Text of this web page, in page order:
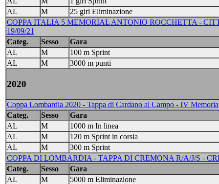
AL
M
25 giri Eliminazione
COPPA ITALIA 5 MEMORIAL ANTONIO ROCCHETTA -
19/09/21
Categ.
Sesso
Gara
AL
M
100 m Sprint
AL
M 3000 m punti
2020
Coppa Lombardia 2020 - Tappa di Cardano al Campo - IV
Categ.
Sesso
Gara
AL
M
1000 m In linea
AL
M
120 m Sprint in corsia
AL
M
300 m Sprint
COPPA DI LOMBARDIA - TAPPA DI CREMONA R/A/J/S -
Categ.
Sesso
Gara
AL
M
5000 m Eliminazione